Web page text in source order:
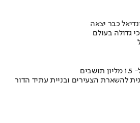
כבר יצאה
גדולה בעולם
להשארת הצעירים ובניית עתיד הדור